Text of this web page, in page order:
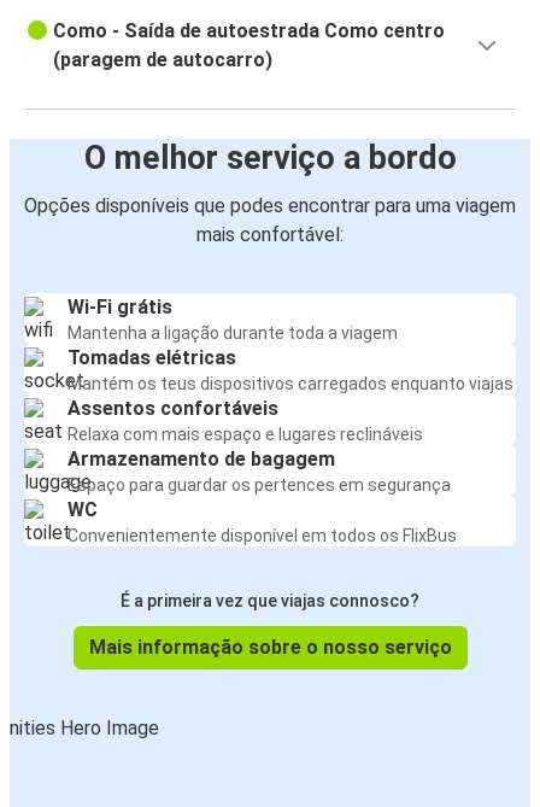
Como - Saída de autoestrada Como centro
(paragem de autocarro)
O melhor serviço a bordo
Opções disponíveis que podes encontrar para uma viagem
mais confortável:
Wi-Fi grátis
Mantenha a ligação durante toda a viagem
Tomadas elétricas
Mantém os teus dispositivos carregados enquanto viajas
Assentos confortáveis
Relaxa com mais espaço e lugares reclináveis
Armazenamento de bagagem
Espaço para guardar os pertences em segurança
WC
Convenientemente disponível em todos os FlixBus
É a primeira vez que viajas connosco?
Mais informação sobre o nosso serviço